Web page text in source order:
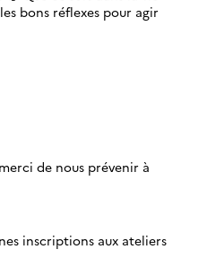
bons réflexes pour agir
de nous prévenir à
inscriptions aux ateliers